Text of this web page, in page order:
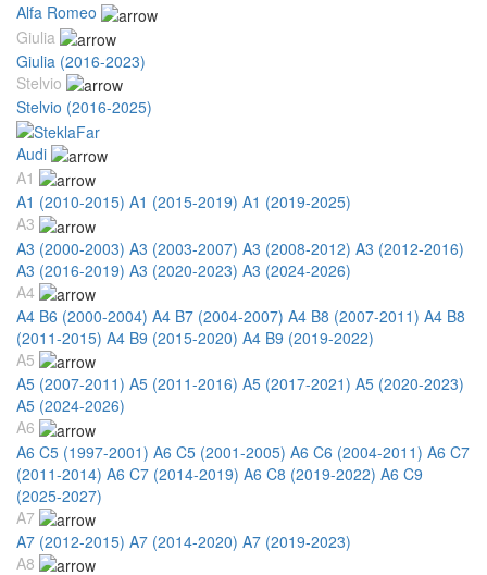
Alfa Romeo
Giulia
Giulia (2016-2023)
Stelvio
Stelvio (2016-2025)
Audi
A1
A1 (2010-2015) A1 (2015-2019) A1 (2019-2025)
A3
A3 (2000-2003) A3 (2003-2007) A3 (2008-2012) A3 (2012-2016)
A3 (2016-2019) A3 (2020-2023) A3 (2024-2026)
A4
A4 B6 (2000-2004) A4 B7 (2004-2007) A4 B8 (2007-2011) A4 B8
(2011-2015) A4 B9 (2015-2020) A4 B9 (2019-2022)
A5
A5 (2007-2011) A5 (2011-2016) A5 (2017-2021) A5 (2020-2023)
A5 (2024-2026)
A6
A6 C5 (1997-2001) A6 C5 (2001-2005) A6 C6 (2004-2011) A6 C7
(2011-2014) A6 C7 (2014-2019) A6 C8 (2019-2022) A6 C9
(2025-2027)
A7
A7 (2012-2015) A7 (2014-2020) A7 (2019-2023)
A8